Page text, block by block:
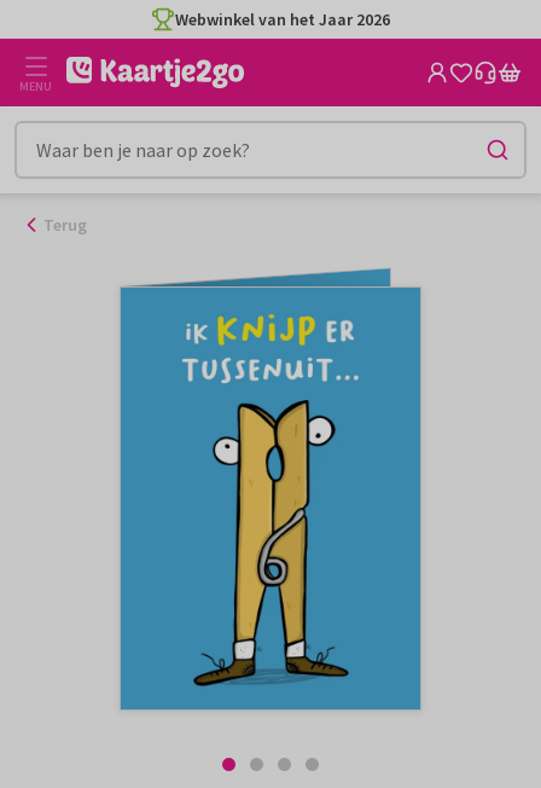
naar
inhoud
Webwinkel van het Jaar 2026
MENU
Terug